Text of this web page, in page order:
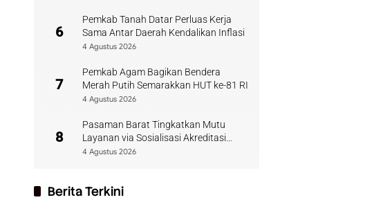
6
Pemkab Tanah Datar Perluas Kerja
Sama Antar Daerah Kendalikan Inflasi
4 Agustus 2026
7
Pemkab Agam Bagikan Bendera
Merah Putih Semarakkan HUT ke-81 RI
4 Agustus 2026
8
Pasaman Barat Tingkatkan Mutu
Layanan via Sosialisasi Akreditasi
Perpustakaan 2026
4 Agustus 2026
Berita Terkini